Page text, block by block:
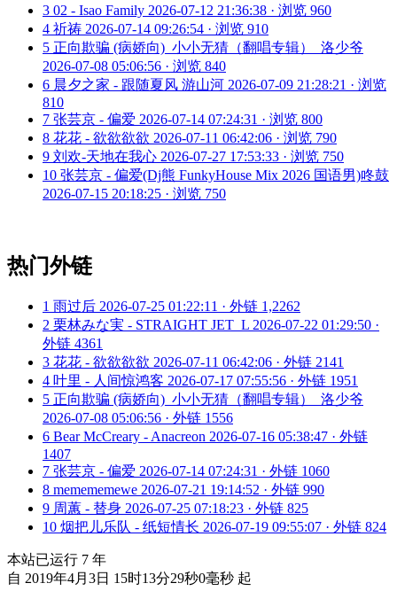
3 02 - Isao Family 2026-07-12 21:36:38 · 浏览 960
4 祈祷 2026-07-14 09:26:54 · 浏览 910
5 正向欺骗 (病娇向)_小小无猜（翻唱专辑）_洛少爷
2026-07-08 05:06:56 · 浏览 840
6 晨夕之家 - 跟随夏风 游山河 2026-07-09 21:28:21 · 浏览
810
7 张芸京 - 偏爱 2026-07-14 07:24:31 · 浏览 800
8 花花 - 欲欲欲欲 2026-07-11 06:42:06 · 浏览 790
9 刘欢-天地在我心 2026-07-27 17:53:33 · 浏览 750
10 张芸京 - 偏爱(Dj熊 FunkyHouse Mix 2026 国语男)咚鼓
2026-07-15 20:18:25 · 浏览 750
热门外链
1 雨过后 2026-07-25 01:22:11 · 外链 1,2262
2 栗林みな実 - STRAIGHT JET_L 2026-07-22 01:29:50 ·
外链 4361
3 花花 - 欲欲欲欲 2026-07-11 06:42:06 · 外链 2141
4 叶里 - 人间惊鸿客 2026-07-17 07:55:56 · 外链 1951
5 正向欺骗 (病娇向)_小小无猜（翻唱专辑）_洛少爷
2026-07-08 05:06:56 · 外链 1556
6 Bear McCreary - Anacreon 2026-07-16 05:38:47 · 外链
1407
7 张芸京 - 偏爱 2026-07-14 07:24:31 · 外链 1060
8 memememewe 2026-07-21 19:14:52 · 外链 990
9 周蕙 - 替身 2026-07-25 07:18:23 · 外链 825
10 烟把儿乐队 - 纸短情长 2026-07-19 09:55:07 · 外链 824
本站已运行 7 年
自 2019年4月3日 15时13分29秒0毫秒 起